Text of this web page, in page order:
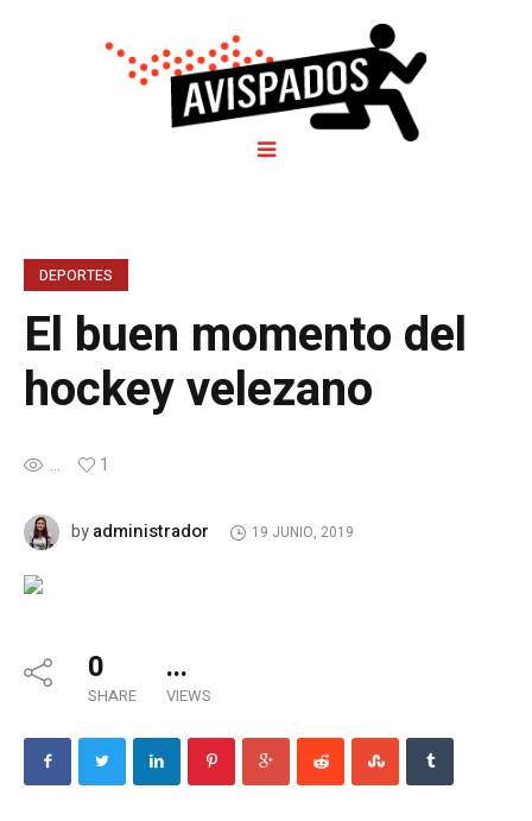
DEPORTES
El buen momento del
hockey velezano
... 1
byadministrador 19 JUNIO, 2019
0
SHARE
...
VIEWS